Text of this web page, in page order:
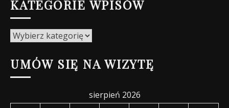
KATEGORIE WPISÓW
Kategorie
UMÓW SIĘ NA WIZYTĘ
sierpień 2026